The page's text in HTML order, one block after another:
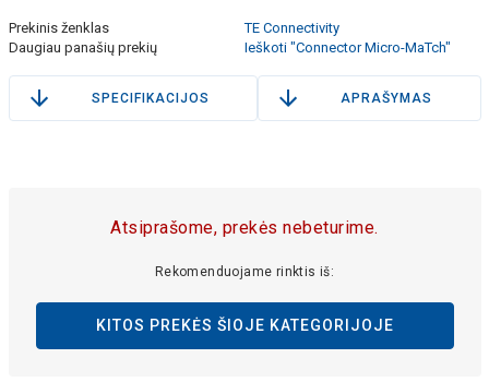
Prekinis ženklas
TE Connectivity
Daugiau panašių prekių
Ieškoti "Connector Micro-MaTch"
SPECIFIKACIJOS APRAŠYMAS
Atsiprašome, prekės nebeturime.
Rekomenduojame rinktis iš:
KITOS PREKĖS ŠIOJE KATEGORIJOJE